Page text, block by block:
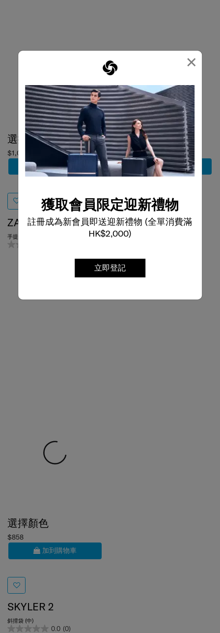
×
獲取會員限定迎新禮物
註冊成為新會員即送迎新禮物 (全單消費滿
HK$2,000)
立即登記
選擇顏色
$1,080
加到購物車
ZALIA 3
手提袋 14.1吋
選擇顏色
$1,180
加到購物車
KARISSA EVO
斜揹袋
選擇顏色
$858
加到購物車
SKYLER 2
斜揹袋 (中)
0.0 (0)